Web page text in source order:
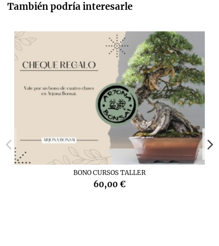
También podría interesarle
BONO CURSOS TALLER
60,00 €